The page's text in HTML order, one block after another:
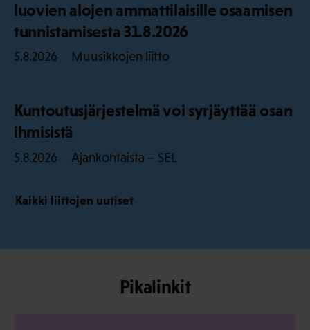
luovien alojen ammattilaisille osaamisen
tunnistamisesta 31.8.2026
5.8.2026 Muusikkojen liitto
Kuntoutusjärjestelmä voi syrjäyttää osan
ihmisistä
5.8.2026 Ajankohtaista – SEL
Kaikki liittojen uutiset
Pikalinkit